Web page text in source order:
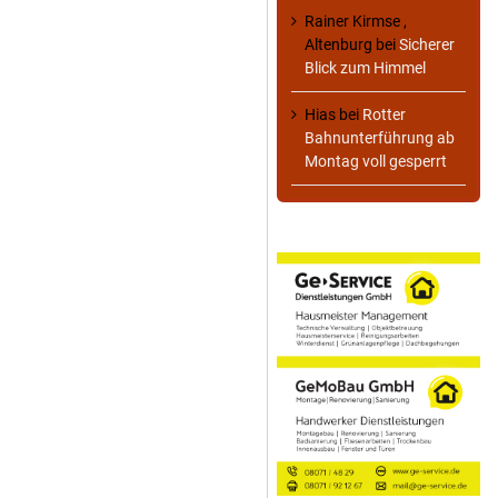
Rainer Kirmse ,
Altenburg beiSicherer
Blick zum Himmel
Hias bei Rotter
Bahnunterführung ab
Montag voll gesperrt